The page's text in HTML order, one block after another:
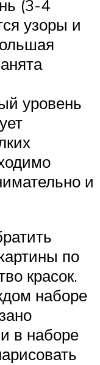
(3-4
узоры и
уровень
и
по
красок.
наборе
в наборе